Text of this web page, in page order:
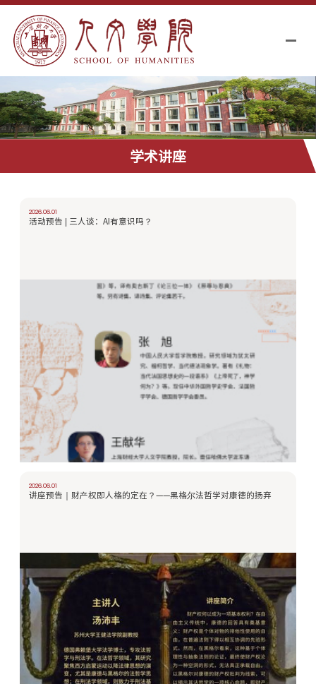
学术讲座
2026.06.01
活动预告 | 三人谈：AI有意识吗？
2026.06.01
讲座预告｜财产权即人格的定在？——黑格尔法哲学对康德的扬弃